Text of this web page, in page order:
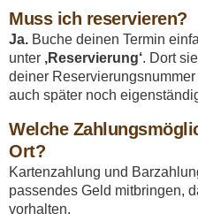
Muss ich reservieren?
Ja. Buche deinen Termin
unter ‚Reservierung‘. Dort
deiner
auch später noch
Welche
Ort?
Kartenzahlung und
passendes Geld mitbringen,
vorhalten.